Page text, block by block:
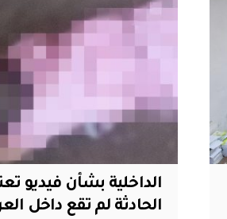
الداخلية بشأن فيديو
الحادثة لم تقع داخل